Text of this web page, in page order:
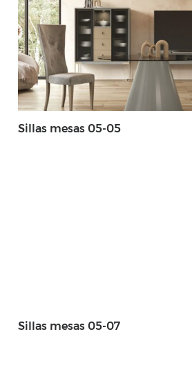
Sillas mesas 05-05
Sillas mesas 05-07